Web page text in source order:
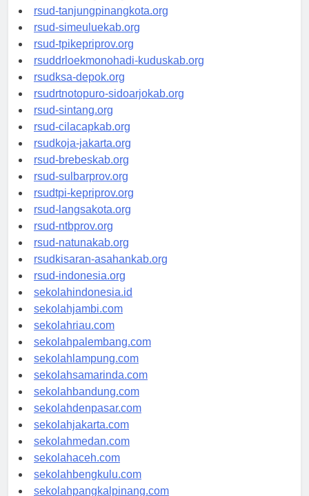
rsud-kotabogor.org
rsud-tanjungpinangkota.org
rsud-simeuluekab.org
rsud-tpikepriprov.org
rsuddrloekmonohadi-kuduskab.org
rsudksa-depok.org
rsudrtnotopuro-sidoarjokab.org
rsud-sintang.org
rsud-cilacapkab.org
rsudkoja-jakarta.org
rsud-brebeskab.org
rsud-sulbarprov.org
rsudtpi-kepriprov.org
rsud-langsakota.org
rsud-ntbprov.org
rsud-natunakab.org
rsudkisaran-asahankab.org
rsud-indonesia.org
sekolahindonesia.id
sekolahjambi.com
sekolahriau.com
sekolahpalembang.com
sekolahlampung.com
sekolahsamarinda.com
sekolahbandung.com
sekolahdenpasar.com
sekolahjakarta.com
sekolahmedan.com
sekolahaceh.com
sekolahbengkulu.com